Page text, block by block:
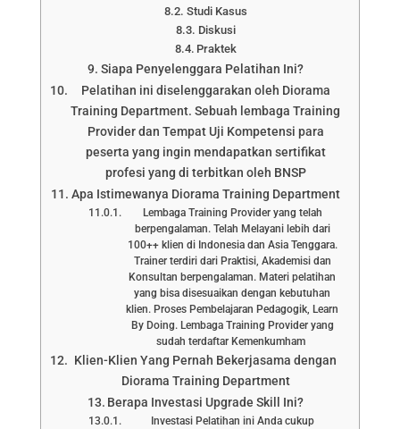
Studi Kasus
Diskusi
Praktek
Siapa Penyelenggara Pelatihan Ini?
Pelatihan ini diselenggarakan oleh Diorama
Training Department. Sebuah lembaga Training
Provider dan Tempat Uji Kompetensi para
peserta yang ingin mendapatkan sertifikat
profesi yang di terbitkan oleh BNSP
Apa Istimewanya Diorama Training Department
Lembaga Training Provider yang telah
berpengalaman. Telah Melayani lebih dari
100++ klien di Indonesia dan Asia Tenggara.
Trainer terdiri dari Praktisi, Akademisi dan
Konsultan berpengalaman. Materi pelatihan
yang bisa disesuaikan dengan kebutuhan
klien. Proses Pembelajaran Pedagogik, Learn
By Doing. Lembaga Training Provider yang
sudah terdaftar Kemenkumham
Klien-Klien Yang Pernah Bekerjasama dengan
Diorama Training Department
Berapa Investasi Upgrade Skill Ini?
Investasi Pelatihan ini Anda cukup